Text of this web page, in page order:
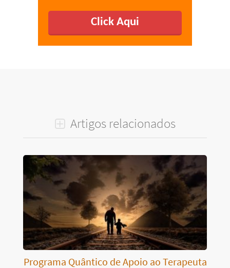
Click Aqui
Artigos relacionados
Programa Quântico de Apoio ao Terapeuta